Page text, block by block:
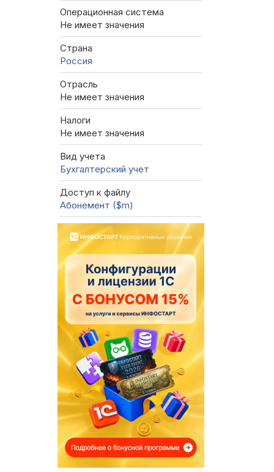
Операционная система
Не имеет значения
Страна
Россия
Отрасль
Не имеет значения
Налоги
Не имеет значения
Вид учета
Бухгалтерский учет
Доступ к файлу
Абонемент ($m)